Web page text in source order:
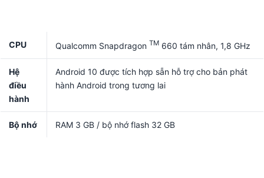
CPU Qualcomm Snapdragon TM 660 tám nhân, 1,8 GHz
Hệ
điều
hành
Android 10 được tích hợp sẵn hỗ trợ cho bản phát
hành Android trong tương lai
Bộ nhớ RAM 3 GB / bộ nhớ flash 32 GB